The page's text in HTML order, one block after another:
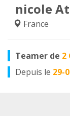
nicole
France
Teamer de 2
Depuis le 29-